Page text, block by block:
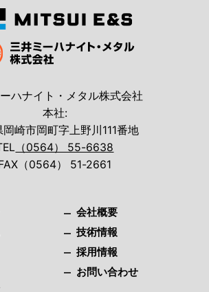
ハナイト・メタル株式会社
本社:
岡崎市岡町字上野川111番地
（0564） 55-6638
（0564） 51-2661
会社概要
技術情報
採用情報
お問い合わせ